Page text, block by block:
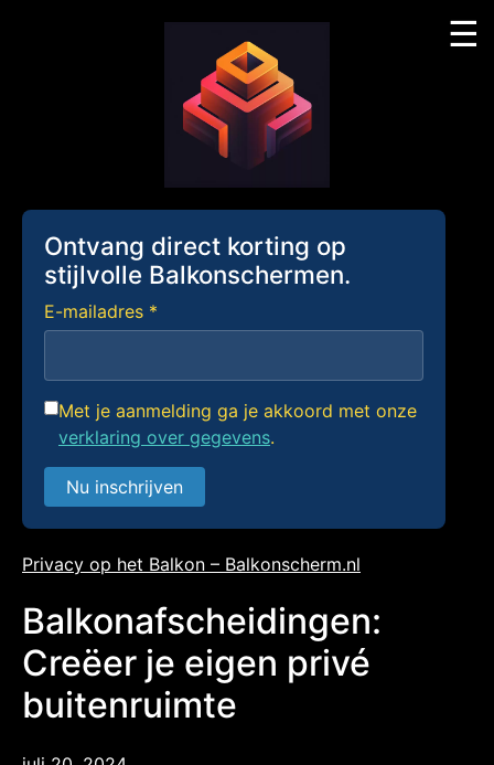
Ontvang direct korting op
stijlvolle Balkonschermen.
E-mailadres *
Met je aanmelding ga je akkoord met onze
verklaring over gegevens.
Nu inschrijven
Privacy op het Balkon – Balkonscherm.nl
☰
Balkonafscheidingen:
Creëer je eigen privé
buitenruimte